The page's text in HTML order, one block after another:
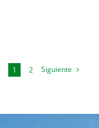
1 2 Siguiente